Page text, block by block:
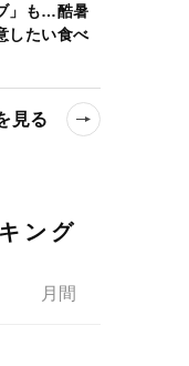
」も…酷暑
したい食べ
見る
ング
月間